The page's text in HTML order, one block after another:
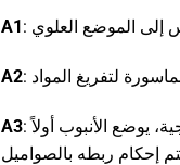
A1
A2
A3: يمكن إزالة الدلو بالتوجيه لأعلى. لتركيب أنبوب الحقنة الشرجية، يوضع الأنبوب أولاً